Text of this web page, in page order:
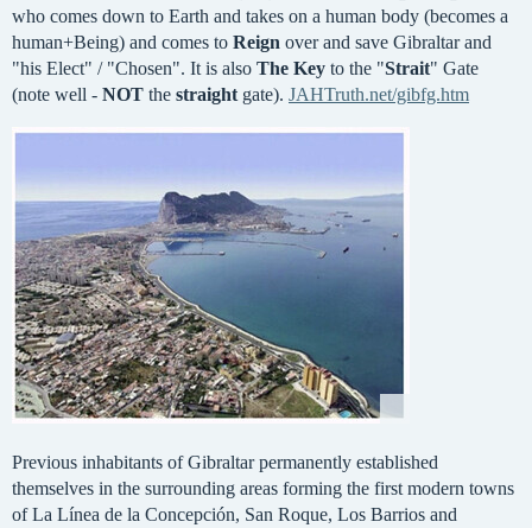
who comes down to Earth and takes on a human body (becomes a
human+Being) and comes to Reign over and save Gibraltar and
"his Elect" / "Chosen". It is also The Key to the "Strait" Gate
(note well - NOT the straight gate). JAHTruth.net/gibfg.htm
Previous inhabitants of Gibraltar permanently established
themselves in the surrounding areas forming the first modern towns
of La Línea de la Concepción, San Roque, Los Barrios and